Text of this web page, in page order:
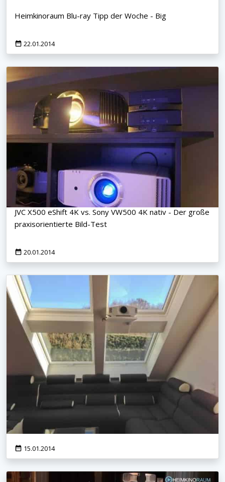
Heimkinoraum Blu-ray Tipp der Woche - Big
22.01.2014
JVC X500 eShift 4K vs. Sony VW500 4K nativ - Der große
praxisorientierte Bild-Test
20.01.2014
Das Heimkino Futura
15.01.2014